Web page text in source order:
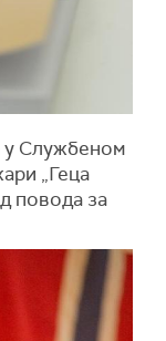
у Службеном
„Геца
повода за